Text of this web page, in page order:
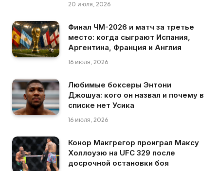
20 июля, 2026
Финал ЧМ-2026 и матч за третье
место: когда сыграют Испания,
Аргентина, Франция и Англия
16 июля, 2026
Любимые боксеры Энтони
Джошуа: кого он назвал и почему в
списке нет Усика
16 июля, 2026
Конор Макгрегор проиграл Максу
Холлоуэю на UFC 329 после
досрочной остановки боя